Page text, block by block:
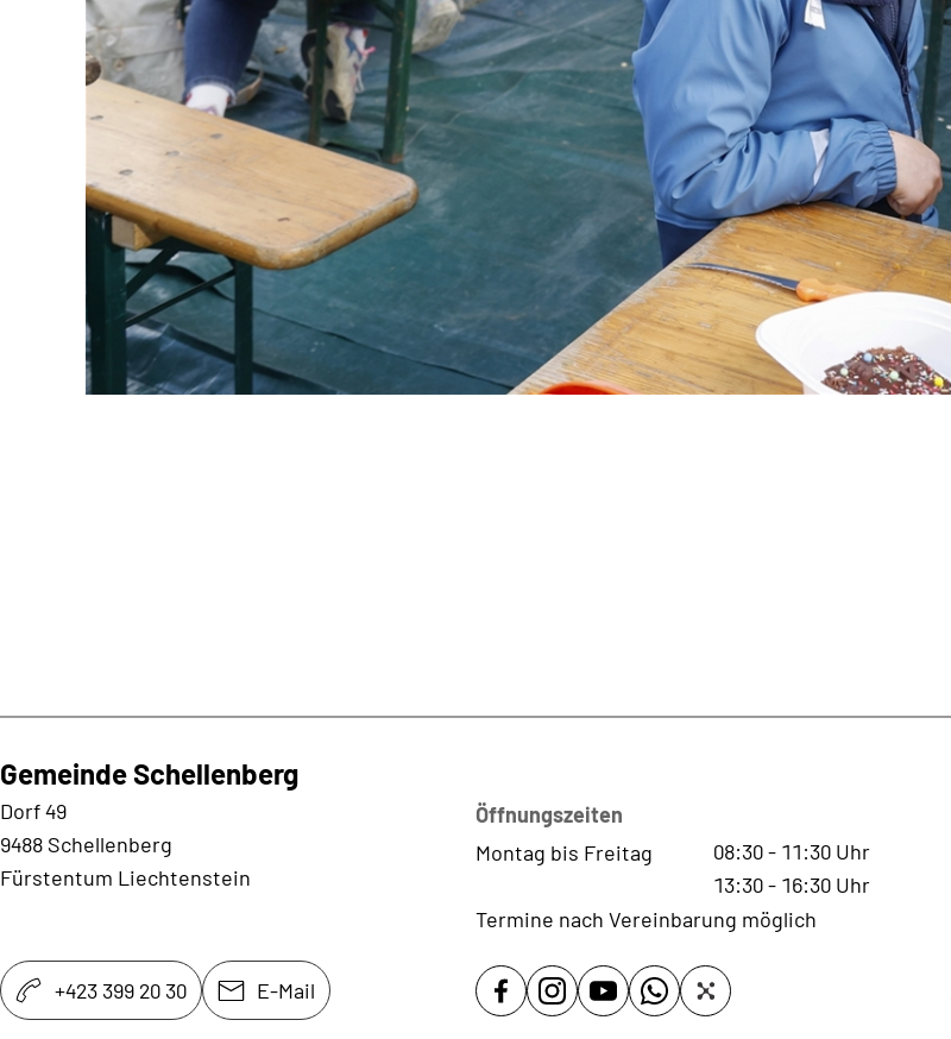
Gemeinde Schellenberg
Dorf 49
9488 Schellenberg
Fürstentum Liechtenstein
Öffnungszeiten
Montag bis Freitag
08:30- 11:30 Uhr
13:30- 16:30 Uhr
Termine nach Vereinbarung möglich
+423 399 20 30 E-Mail